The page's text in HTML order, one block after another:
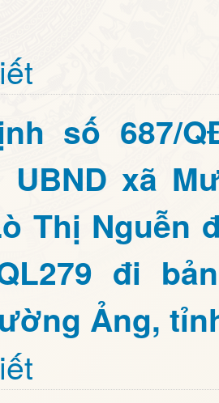
số 687/
UBND xã
Thị Nguễn
đi
Ảng,